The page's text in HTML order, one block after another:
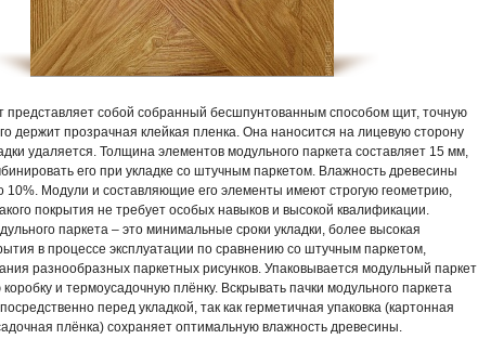
представляет собой собранный бесшпунтованным способом щит, точную
держит прозрачная клейкая пленка. Она наносится на лицевую сторону
удаляется. Толщина элементов модульного паркета составляет 15 мм,
его при укладке со штучным паркетом. Влажность древесины
10%. Модули и составляющие его элементы имеют строгую геометрию,
покрытия не требует особых навыков и высокой квалификации.
паркета – это минимальные сроки укладки, более высокая
в процессе эксплуатации по сравнению со штучным паркетом,
разнообразных паркетных рисунков. Упаковывается модульный паркет
и термоусадочную плёнку. Вскрывать пачки модульного паркета
перед укладкой, так как герметичная упаковка (картонная
плёнка) сохраняет оптимальную влажность древесины.